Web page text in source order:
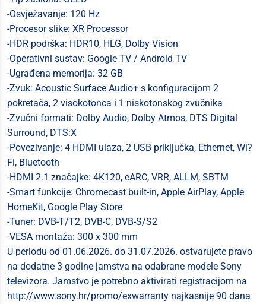
-Osvježavanje: 120 Hz
-Procesor slike: XR Processor
-HDR podrška: HDR10, HLG, Dolby Vision
-Operativni sustav: Google TV / Android TV
-Ugrađena memorija: 32 GB
-Zvuk: Acoustic Surface Audio+ s konfiguracijom 2
pokretača, 2 visokotonca i 1 niskotonskog zvučnika
-Zvučni formati: Dolby Audio, Dolby Atmos, DTS Digital
Surround, DTS:X
-Povezivanje: 4 HDMI ulaza, 2 USB priključka, Ethernet, Wi?
Fi, Bluetooth
-HDMI 2.1 značajke: 4K120, eARC, VRR, ALLM, SBTM
-Smart funkcije: Chromecast built-in, Apple AirPlay, Apple
HomeKit, Google Play Store
-Tuner: DVB-T/T2, DVB-C, DVB-S/S2
-VESA montaža: 300 x 300 mm
U periodu od 01.06.2026. do 31.07.2026. ostvarujete pravo
na dodatne 3 godine jamstva na odabrane modele Sony
televizora. Jamstvo je potrebno aktivirati registracijom na
http://www.sony.hr/promo/exwarranty najkasnije 90 dana